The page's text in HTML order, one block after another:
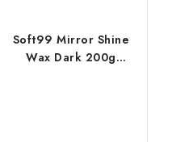
Soft99 Mirror Shine
Wax Dark 200g